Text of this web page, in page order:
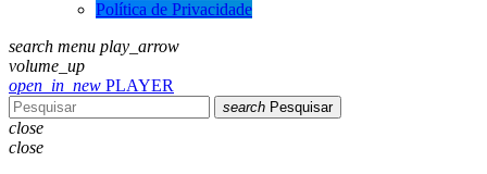
Política de Privacidade
search menu play_arrow
volume_up
open_in_new PLAYER
search Pesquisar
close
close